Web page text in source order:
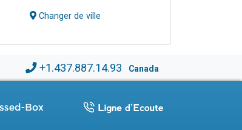
Changer de ville
+1.437.887.14.93 Canada